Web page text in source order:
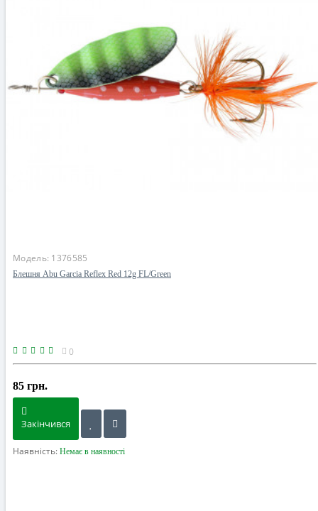
Модель: 1376585
Блешня Abu Garcia Reflex Red 12g FL/Green
0
85 грн.
Закінчився
Наявність: Немає в наявності